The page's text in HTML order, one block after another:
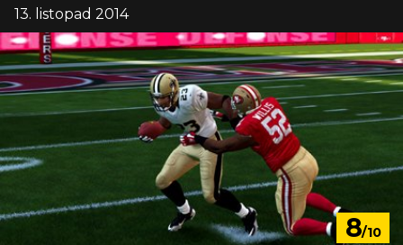
13. listopad 2014
8/10